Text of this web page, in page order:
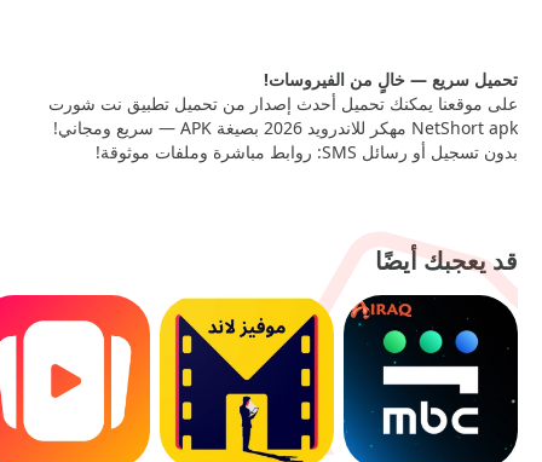
تحميل سريع — خالٍ من الفيروسات!
على موقعنا يمكنك تحميل أحدث إصدار من تحميل تطبيق نت شورت
NetShort apk مهكر للاندرويد 2026 بصيغة APK — سريع ومجاني!
بدون تسجيل أو رسائل SMS: روابط مباشرة وملفات موثوقة!
قد يعجبك أيضًا